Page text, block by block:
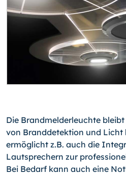
Die Brandmelderleuchte
von Branddetektion und Licht
ermöglicht z.B. auch die
Lautsprechern zur
Bei Bedarf kann auch eine